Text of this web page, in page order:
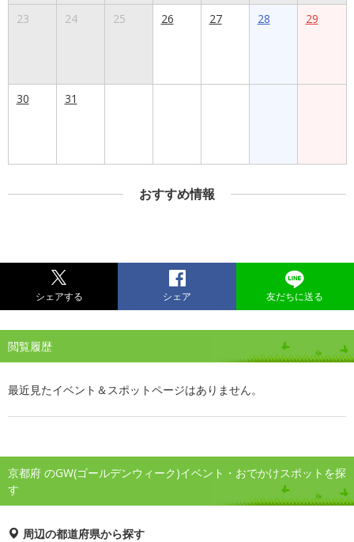
23 24 25 26 27 28 29
30 31
おすすめ情報
シェアする シェア 友だちに送る
閲覧履歴
最近見たイベント＆スポットページはありません。
京都府 のGW(ゴールデンウィーク)イベント・おでかけスポットを探
す
周辺の都道府県から探す